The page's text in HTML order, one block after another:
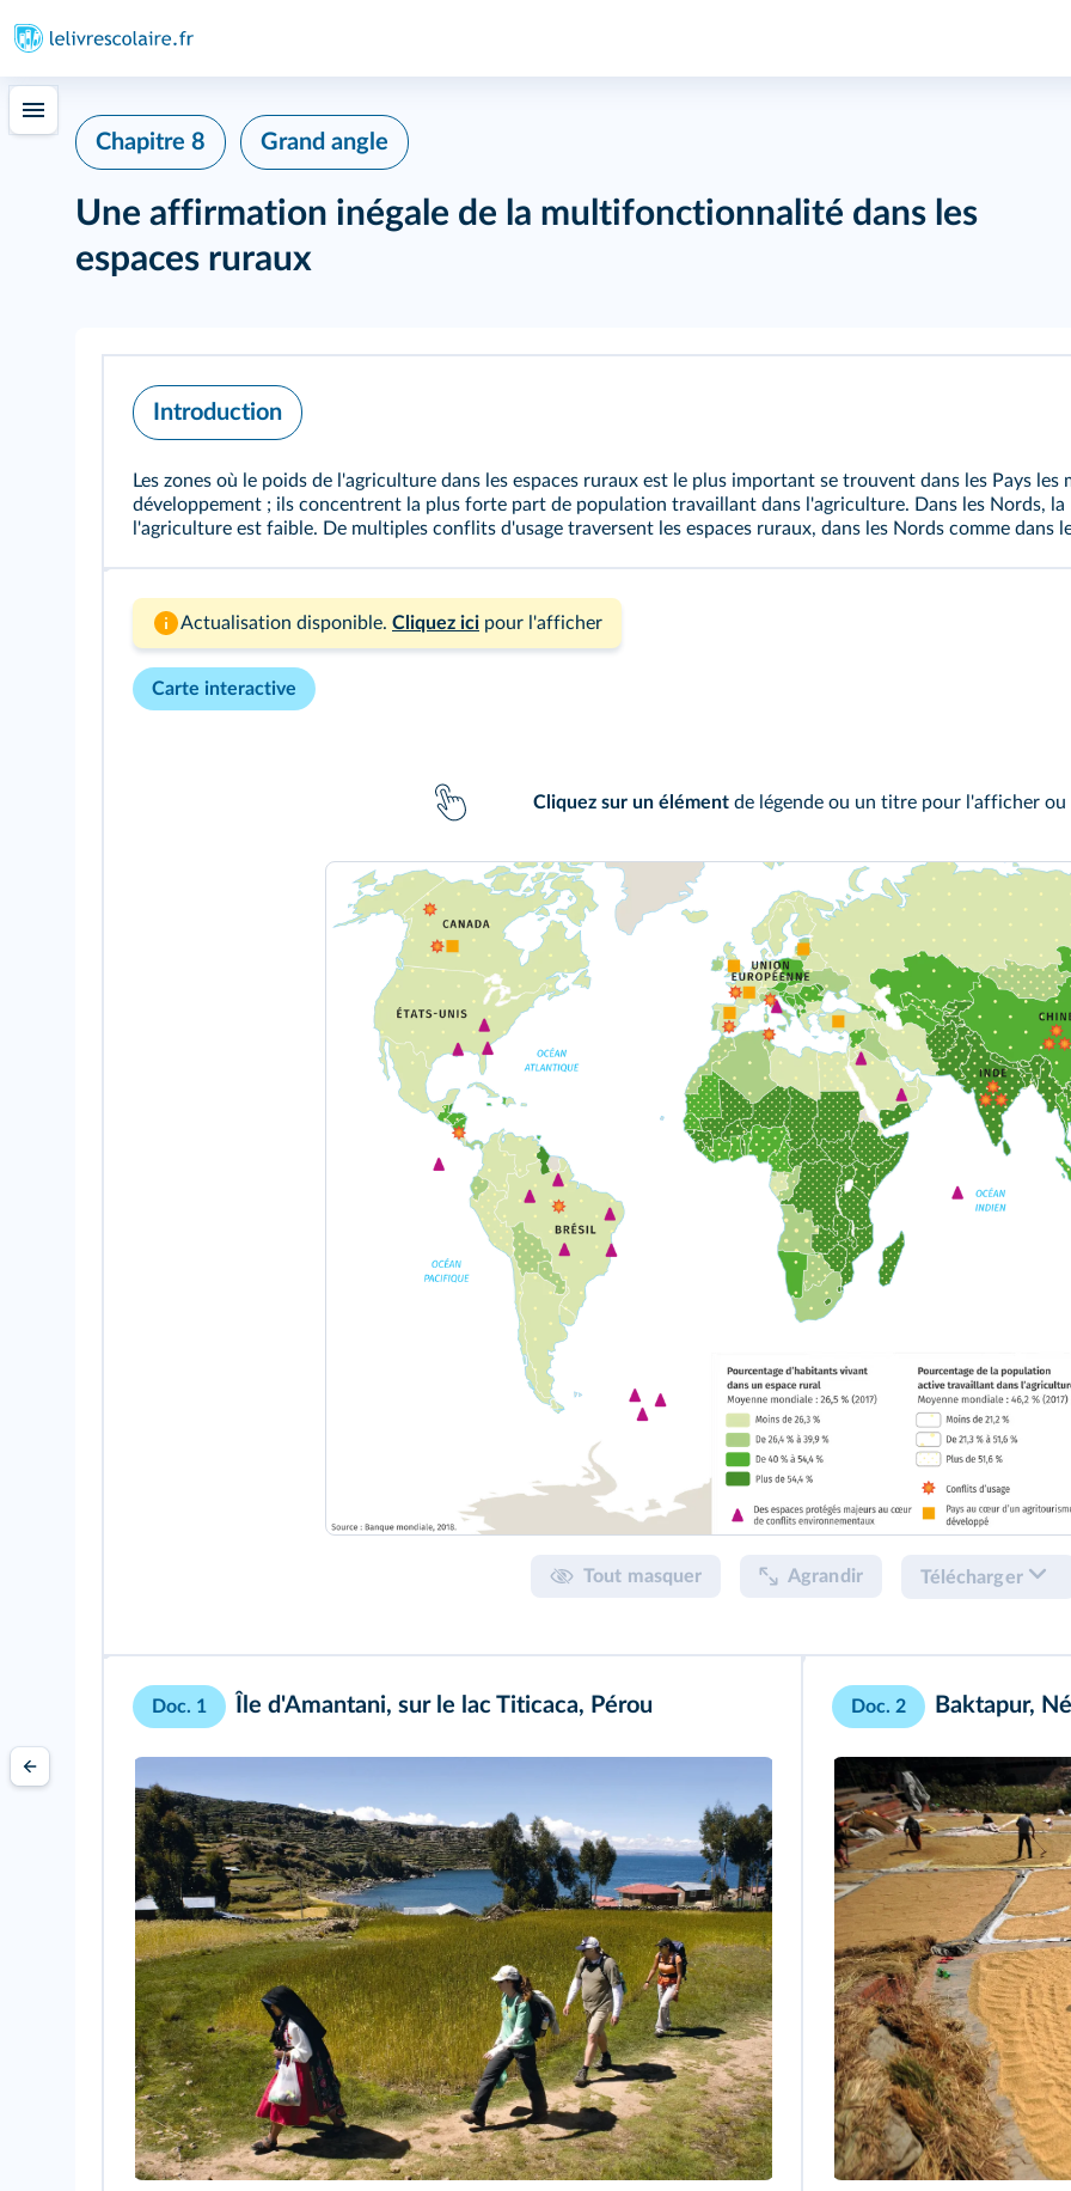
Chapitre 8 Grand angle
Une affirmation inégale de la multifonctionnalité dans les
espaces ruraux
Introduction
Les zones où le poids de l'agriculture dans les espaces ruraux est le plus important se trouvent dans les Pays les
développement ; ils concentrent la plus forte part de population travaillant dans l'agriculture. Dans les Nords,
l'agriculture est faible. De multiples conflits d'usage traversent les espaces ruraux, dans les Nords comme dans
Actualisation disponible. Cliquez ici pour l'afficher
Carte interactive
Cliquez sur un élément de légende ou un titre pour l'afficher ou
Tout masquer Agrandir Télécharger
Doc. 1 Île d'Amantani, sur le lac Titicaca, Pérou Doc. 2 Baktapur,